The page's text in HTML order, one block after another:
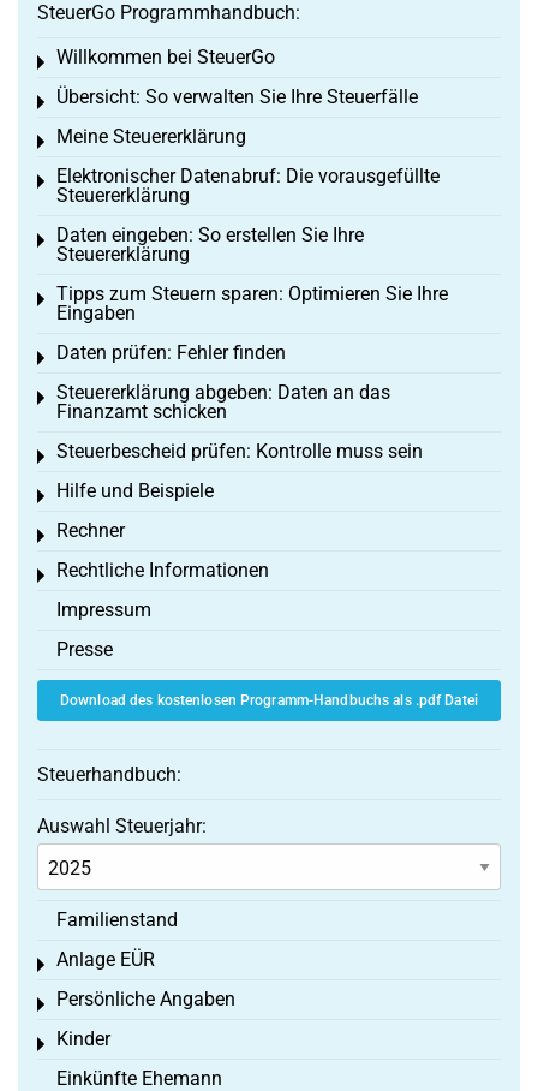
SteuerGo Programmhandbuch:
Willkommen bei SteuerGo
Toggle menu
Übersicht: So verwalten Sie Ihre Steuerfälle
Toggle menu
Meine Steuererklärung
Toggle menu
Elektronischer Datenabruf: Die vorausgefüllte
Steuererklärung
Toggle menu
Daten eingeben: So erstellen Sie Ihre
Steuererklärung
Toggle menu
Tipps zum Steuern sparen: Optimieren Sie Ihre
Eingaben
Toggle menu
Daten prüfen: Fehler finden
Toggle menu
Steuererklärung abgeben: Daten an das
Finanzamt schicken
Toggle menu
Steuerbescheid prüfen: Kontrolle muss sein
Toggle menu
Hilfe und Beispiele
Toggle menu
Rechner
Toggle menu
Rechtliche Informationen
Toggle menu
Impressum
Presse
Download des kostenlosen Programm-Handbuchs als .pdf Datei
Steuerhandbuch:
Auswahl Steuerjahr:
Familienstand
Anlage EÜR
Toggle menu
Persönliche Angaben
Toggle menu
Kinder
Toggle menu
Einkünfte Ehemann